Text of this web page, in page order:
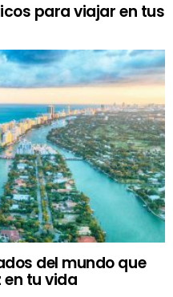
para viajar en tus
del mundo que
tu vida